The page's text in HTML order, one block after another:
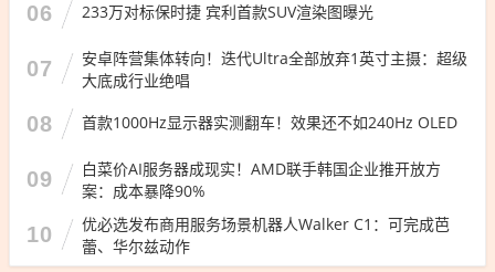
06 233万对标保时捷 宾利首款SUV渲染图曝光
07
安卓阵营集体转向！迭代Ultra全部放弃1英寸主摄：超级
大底成行业绝唱
08 首款1000Hz显示器实测翻车！效果还不如240Hz OLED
09
白菜价AI服务器成现实！AMD联手韩国企业推开放方
案：成本暴降90%
10
优必选发布商用服务场景机器人Walker C1：可完成芭
蕾、华尔兹动作